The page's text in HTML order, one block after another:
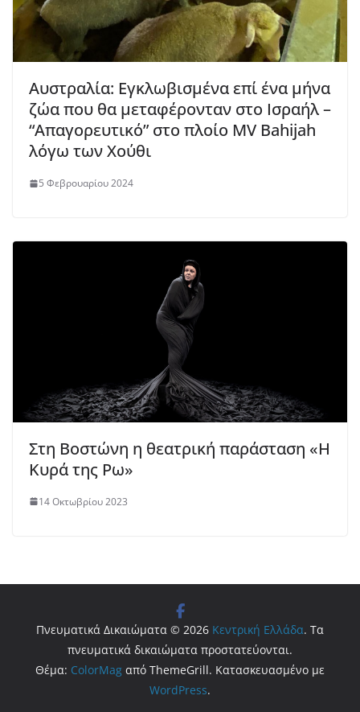
Αυστραλία: Εγκλωβισμένα επί ένα μήνα
ζώα που θα μεταφέρονταν στο Ισραήλ –
“Απαγορευτικό” στο πλοίο MV Bahijah
λόγω των Χούθι
5 Φεβρουαρίου 2024
Στη Βοστώνη η θεατρική παράσταση «Η
Κυρά της Ρω»
14 Οκτωβρίου 2023
Πνευματικά Δικαιώματα © 2026 Κεντρική Ελλάδα. Τα
πνευματικά δικαιώματα προστατεύονται.
Θέμα: ColorMag από ThemeGrill. Κατασκευασμένο με
WordPress.